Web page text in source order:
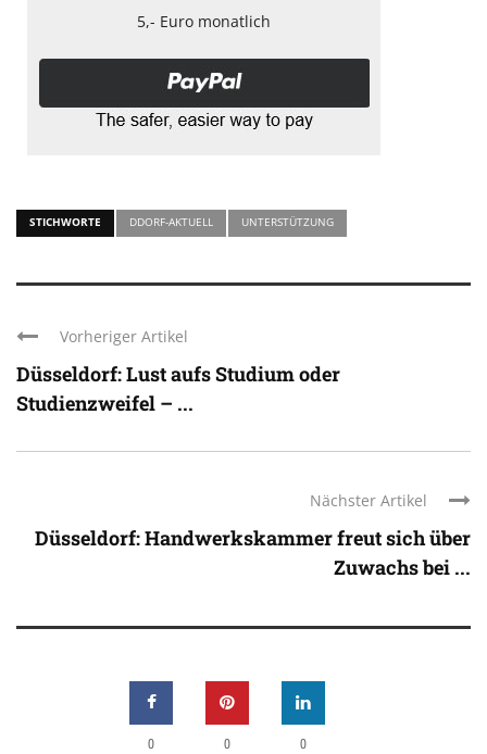
5,- Euro monatlich
STICHWORTE DDORF-AKTUELL UNTERSTÜTZUNG
Vorheriger Artikel
Düsseldorf: Lust aufs Studium oder
Studienzweifel – ...
Nächster Artikel
Düsseldorf: Handwerkskammer freut sich über
Zuwachs bei ...
0 0 0